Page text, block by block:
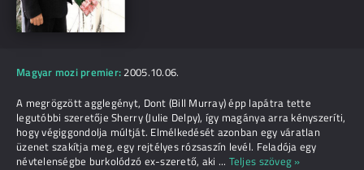
Magyar mozi premier: 2005.10.06.
A megrögzött agglegényt, Dont (Bill Murray) épp lapátra tette
legutóbbi szeretője Sherry (Julie Delpy), így magánya arra kényszeríti,
hogy végiggondolja múltját. Elmélkedését azonban egy váratlan
üzenet szakítja meg, egy rejtélyes rózsaszín levél. Feladója egy
névtelenségbe burkolódzó ex-szerető, aki ... Teljes szöveg »